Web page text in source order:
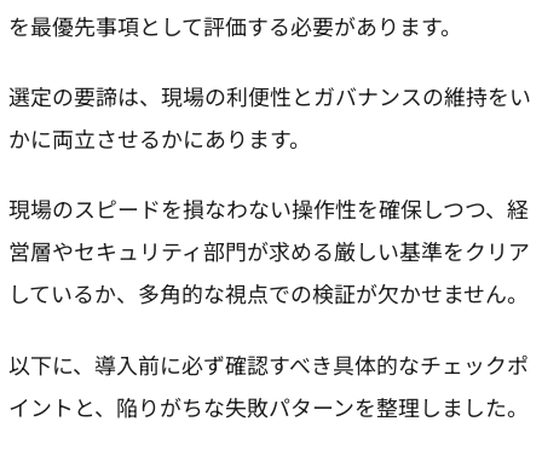
を最優先事項として評価する必要があります。
選定の要諦は、現場の利便性とガバナンスの維持をい
かに両立させるかにあります。
現場のスピードを損なわない操作性を確保しつつ、経
営層やセキュリティ部門が求める厳しい基準をクリア
しているか、多角的な視点での検証が欠かせません。
以下に、導入前に必ず確認すべき具体的なチェックポ
イントと、陥りがちな失敗パターンを整理しました。